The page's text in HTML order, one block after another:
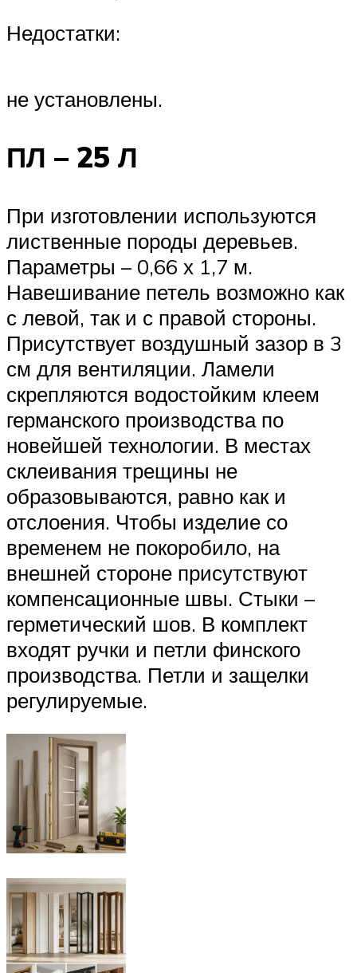
Недостатки:
не установлены.
ПЛ – 25 Л
При изготовлении используются
лиственные породы деревьев.
Параметры – 0,66 х 1,7 м.
Навешивание петель возможно как
с левой, так и с правой стороны.
Присутствует воздушный зазор в 3
см для вентиляции. Ламели
скрепляются водостойким клеем
германского производства по
новейшей технологии. В местах
склеивания трещины не
образовываются, равно как и
отслоения. Чтобы изделие со
временем не покоробило, на
внешней стороне присутствуют
компенсационные швы. Стыки –
герметический шов. В комплект
входят ручки и петли финского
производства. Петли и защелки
регулируемые.